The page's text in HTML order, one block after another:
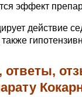
эффект
действие
ответы,